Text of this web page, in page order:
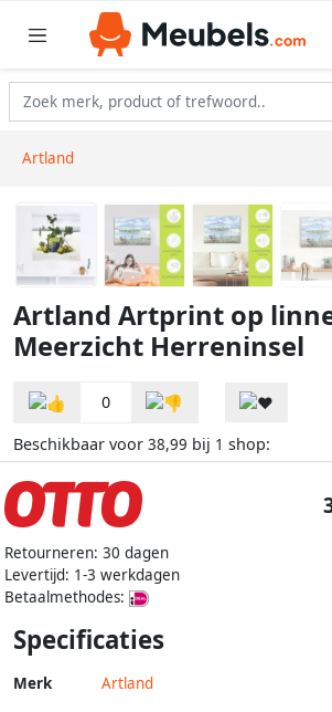
Artland
Artland Artprint op
Meerzicht Herreninsel
0
Beschikbaar voor 38,99 bij 1 shop:
Retourneren: 30 dagen
Levertijd: 1-3 werkdagen
Betaalmethodes:
Specificaties
Merk Artland